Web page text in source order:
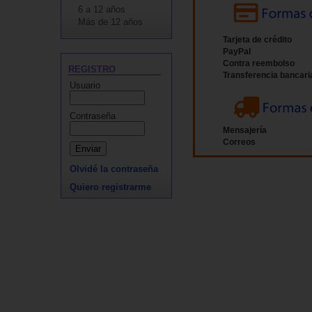
6 a 12 años
Más de 12 años
REGISTRO
Usuario
Contraseña
Olvidé la contraseña
Quiero registrarme
Tarjeta de crédito
PayPal
Contra reembolso
Transferencia
Mensajería
Correos